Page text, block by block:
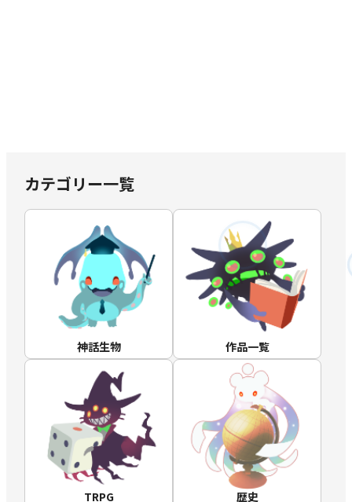
カテゴリー一覧
神話生物 作品一覧
TRPG 歴史